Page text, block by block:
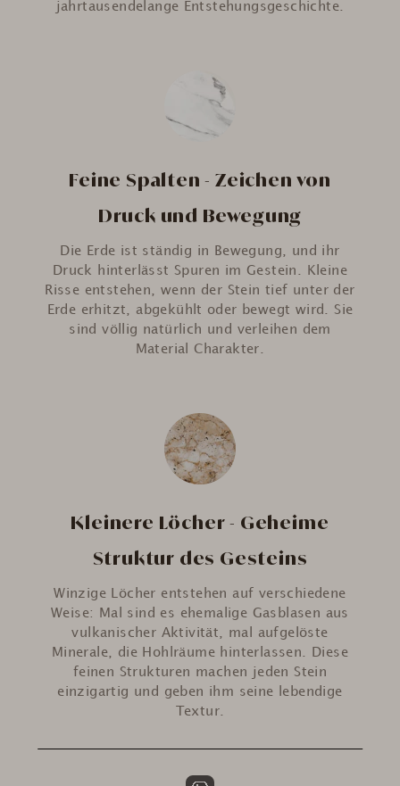
jahrtausendelange Entstehungsgeschichte.
Feine Spalten - Zeichen von
Druck und Bewegung
Die Erde ist ständig in Bewegung, und ihr
Druck hinterlässt Spuren im Gestein. Kleine
Risse entstehen, wenn der Stein tief unter der
Erde erhitzt, abgekühlt oder bewegt wird. Sie
sind völlig natürlich und verleihen dem
Material Charakter.
Kleinere Löcher - Geheime
Struktur des Gesteins
Winzige Löcher entstehen auf verschiedene
Weise: Mal sind es ehemalige Gasblasen aus
vulkanischer Aktivität, mal aufgelöste
Minerale, die Hohlräume hinterlassen. Diese
feinen Strukturen machen jeden Stein
einzigartig und geben ihm seine lebendige
Textur.